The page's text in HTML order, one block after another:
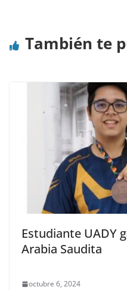
También te
Estudiante UADY
Arabia Saudita
octubre 6, 2024